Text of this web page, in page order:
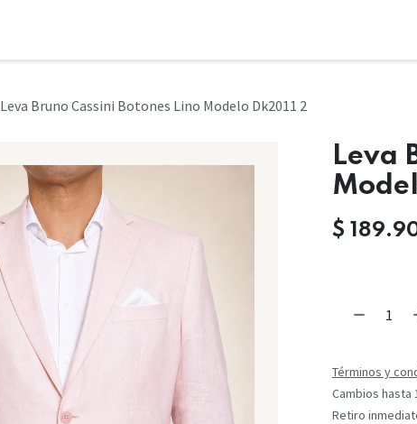
Leva Bruno Cassini Botones Lino Modelo Dk2011 2
Leva
$
Términos y
Cambios hasta
Retiro